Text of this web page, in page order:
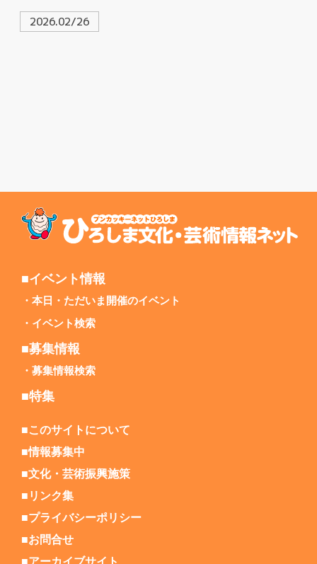
2026.02/26
■イベント情報
本日・ただいま開催のイベント
イベント検索
■募集情報
募集情報検索
■特集
■このサイトについて
■情報募集中
■文化・芸術振興施策
■リンク集
■プライバシーポリシー
■お問合せ